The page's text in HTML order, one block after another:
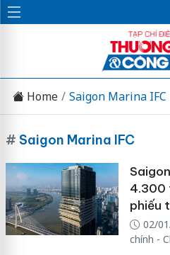
Home Saigon Marina IFC
# Saigon Marina IFC
4.300
phiếu
02/
chính -